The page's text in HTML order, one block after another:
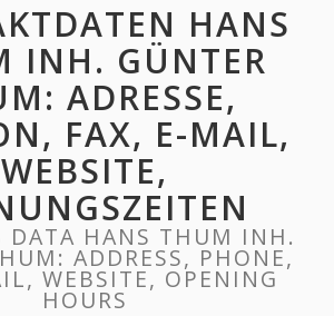
HANS
INH. GÜNTER
ADRESSE,
FAX, E-MAIL,
WEBSITE,
DATA HANS THUM INH.
ADDRESS, PHONE,
WEBSITE, OPENING
HOURS